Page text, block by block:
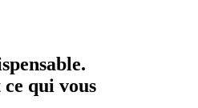
qui vous